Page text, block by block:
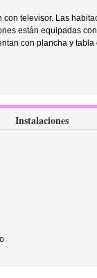
con televisor. Las
están equipadas
con plancha y tabla
Instalaciones